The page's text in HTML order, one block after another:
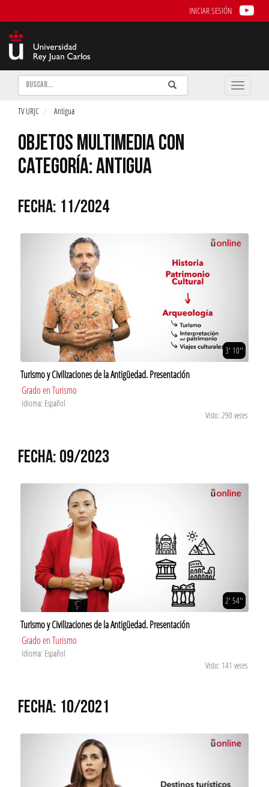
INICIAR SESIÓN
Buscar Enviar
Buscar
Toggle
TV URJC Antigua
OBJETOS MULTIMEDIA CON
CATEGORÍA: ANTIGUA
FECHA: 11/2024
3' 10''
Turismo y Civilizaciones de la Antigüedad. Presentación
Grado en Turismo
Idioma: Español
Visto: 290 veces
FECHA: 09/2023
2' 54''
Turismo y Civilizaciones de la Antigüedad. Presentación
Grado en Turismo
Idioma: Español
Visto: 141 veces
FECHA: 10/2021